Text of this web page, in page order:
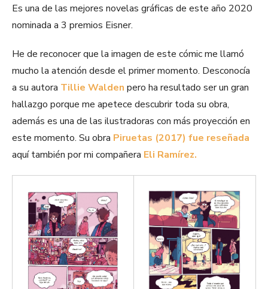
Es una de las mejores novelas gráficas de este año 2020
nominada a 3 premios Eisner.
He de reconocer que la imagen de este cómic me llamó
mucho la atención desde el primer momento. Desconocía
a su autora Tillie Walden pero ha resultado ser un gran
hallazgo porque me apetece descubrir toda su obra,
además es una de las ilustradoras con más proyección en
este momento. Su obra Piruetas (2017) fue reseñada
aquí también por mi compañera Eli Ramírez.